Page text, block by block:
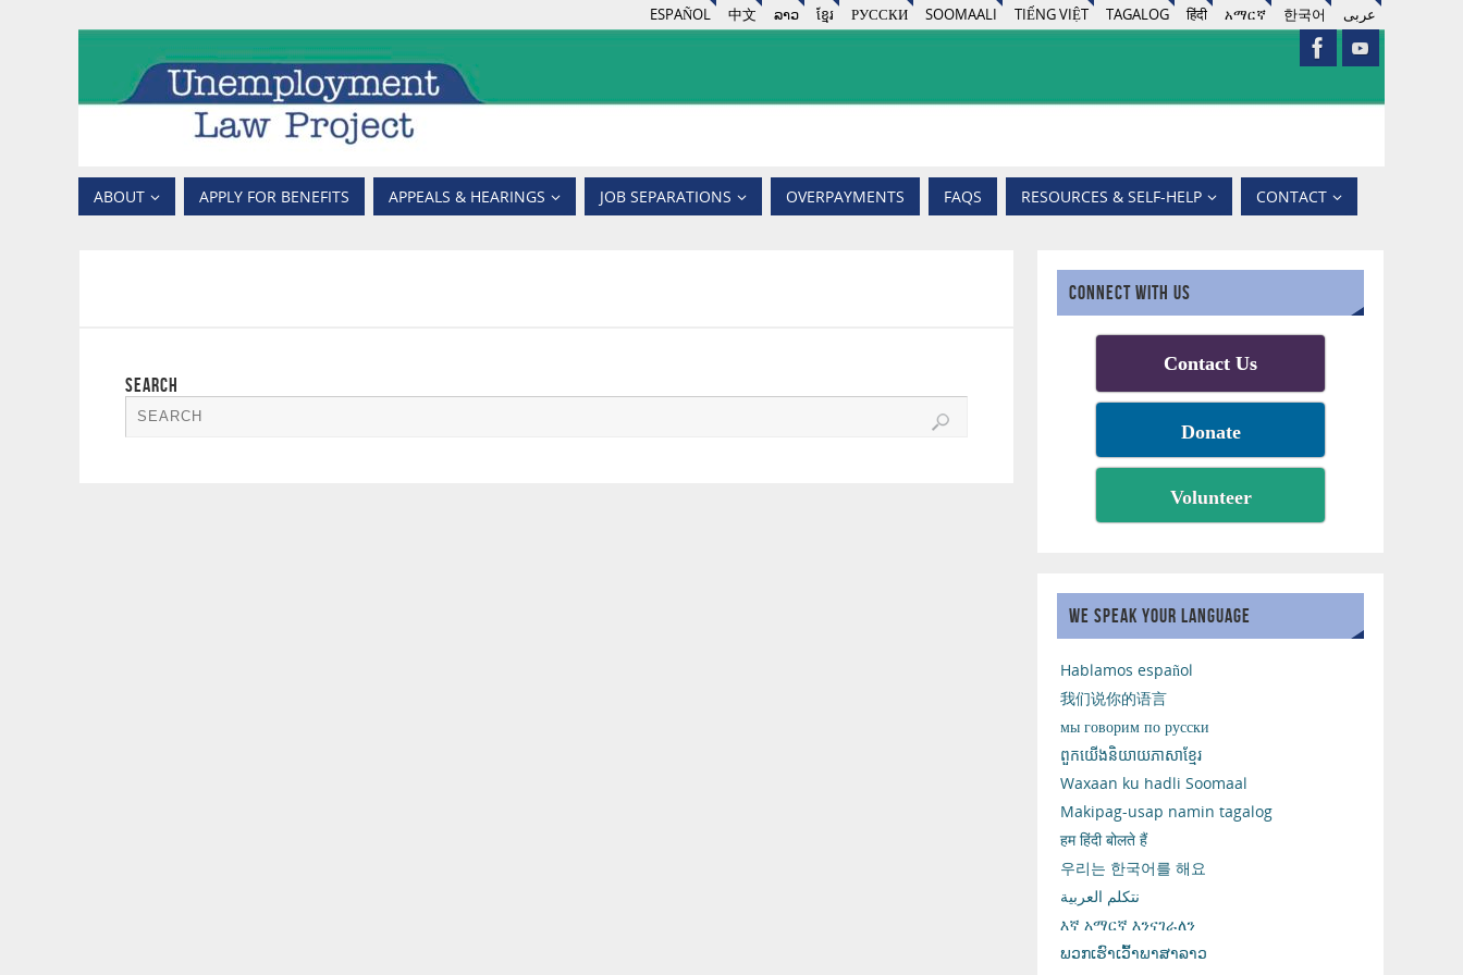
ESPAÑOL 中文 ລາວ ខ្មែរ РУССКИ SOOMAALI TIẾNG VIỆT TAGALOG हिंदी አማርኛ 한국어 عربى
ABOUT APPLY FOR BENEFITS APPEALS & HEARINGS JOB SEPARATIONS OVERPAYMENTS FAQS RESOURCES & SELF-HELP CONTACT
SEARCH
CONNECT WITH US
Contact Us
Donate
Volunteer
WE SPEAK YOUR LANGUAGE
Hablamos español
我们说你的语言
мы говорим по русски
ពួកយើងនិយាយភាសាខ្មែរ
Waxaan ku hadli Soomaal
Makipag-usap namin tagalog
हम हिंदी बोलते हैं
우리는 한국어를 해요
نتكلم العربية
እኛ አማርኛ እንናገራለን
ພວກເຮົາເວົ້າພາສາລາວ